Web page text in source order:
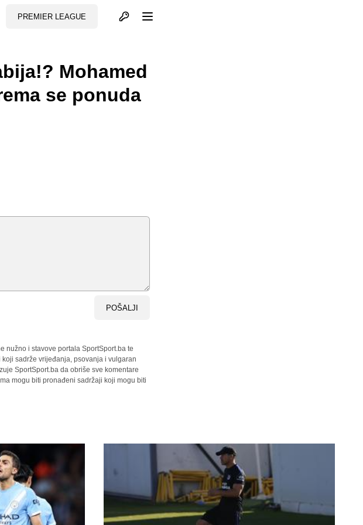
PREMIER LEAGUE Otvori profil
Mohamed
se ponuda
POŠALJI
nužno i stavove portala SportSport.ba te
sadrže vrijeđanja, psovanja i vulgaran
SportSport.ba da obriše sve komentare
mogu biti pronađeni sadržaji koji mogu biti